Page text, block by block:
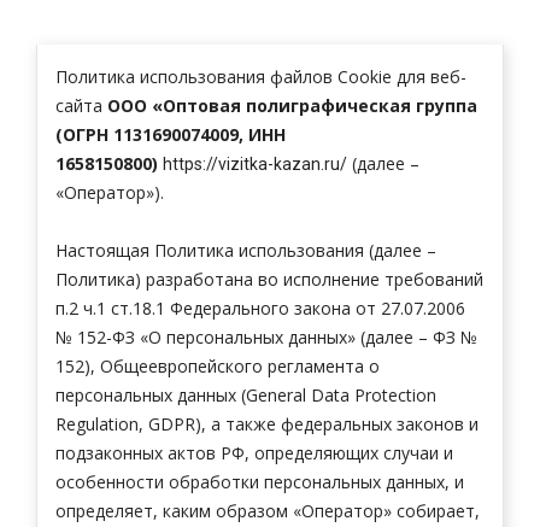
Политика использования файлов Cookie для веб-
сайта ООО «Оптовая полиграфическая группа
(ОГРН 1131690074009, ИНН
1658150800) https://vizitka-kazan.ru/ (далее –
«Оператор»).
Настоящая Политика использования (далее –
Политика) разработана во исполнение требований
п.2 ч.1 ст.18.1 Федерального закона от 27.07.2006
№ 152-ФЗ «О персональных данных» (далее – ФЗ №
152), Общеевропейского регламента о
персональных данных (General Data Protection
Regulation, GDPR), а также федеральных законов и
подзаконных актов РФ, определяющих случаи и
особенности обработки персональных данных, и
определяет, каким образом «Оператор» собирает,